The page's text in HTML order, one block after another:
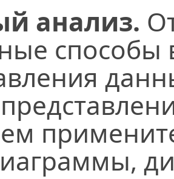
анализ.
способы